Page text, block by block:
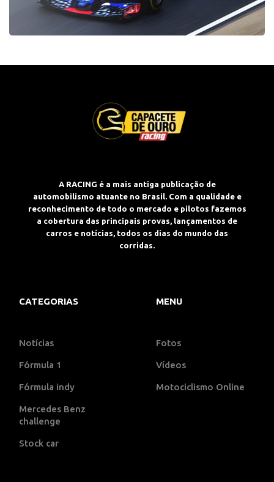
A RACING é a mais antiga publicação de
automobilismo atuante no Brasil. Com a qualidade e
reconhecimento de todo o mercado e pilotos fazemos
a cobertura das principais provas, lançamentos de
carros e notícias, todos os dias do mundo das
corridas.
CATEGORIAS
Notícias
Fórmula 1
Fórmula indy
Mercedes Benz
challenge
Stock car
MENU
Fotos
Vídeos
Motociclismo Online